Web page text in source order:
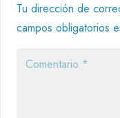
Tu dirección de
campos obligatorios